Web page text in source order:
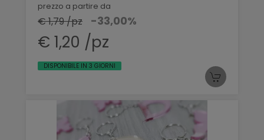
prezzo a partire da
€ 1,79 /pz -33,00%
€ 1,20 /pz
DISPONIBILE IN 3 GIORNI